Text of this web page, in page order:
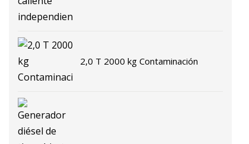
2,0 T 2000 kg Contaminación